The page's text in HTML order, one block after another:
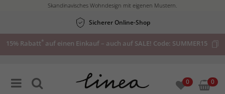
Skandinavisches Wohndesign mit eigenen Mustern.
Sicherer Online-Shop
15% Rabatt* auf einen Einkauf – auch auf SALE! Code: SUMMER15
0 0